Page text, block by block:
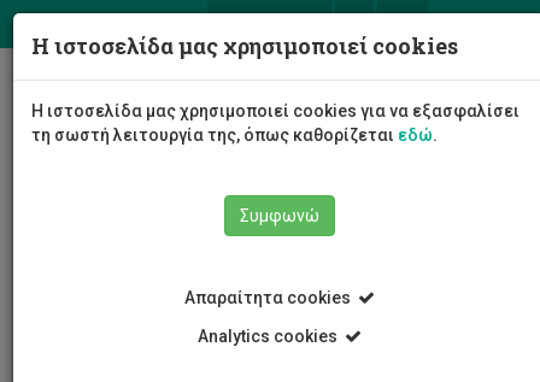
Η ιστοσελίδα μας χρησιμοποιεί cookies
Η ιστοσελίδα μας χρησιμοποιεί cookies για να εξασφαλίσει
τη σωστή λειτουργία της, όπως καθορίζεται εδώ.
Συμφωνώ
Απαραίτητα cookies
Analytics cookies